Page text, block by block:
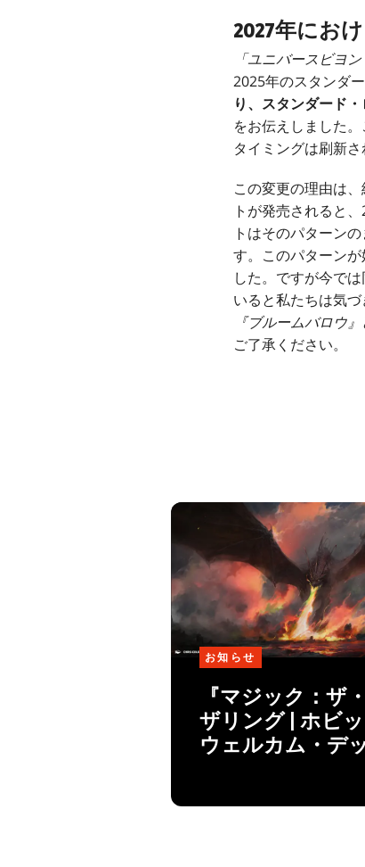
2027年にお
「ユニバースビヨン
2025年のスタンダ
り、スタンダード
をお伝えしました
タイミングは刷新
この変更の理由は
トが発売されると
トはそのパターン
す。このパターン
した。ですが今で
いると私たちは気
『ブルームバロウ』
ご了承ください。
お知らせ
『マジック：ザ
ザリング | ホビッ
ウェルカム・デ